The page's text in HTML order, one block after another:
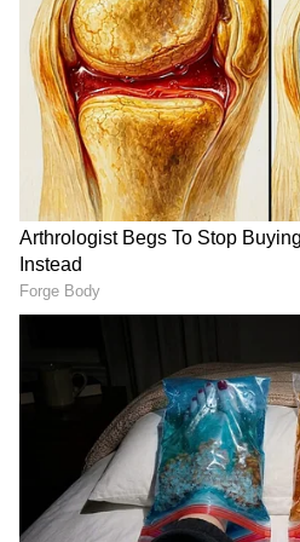
ಪ್ರಕೃತಿ ವಿಕೋಪಕ್ಕೆ ಮುನ್ನುಡಿ? ಭಾರಿ
ಸೂಚನೆ?
ಹಾವುಗಳು ರಹಸ್ಯವಾಗಿರುತ್ತವೆ.
RECOMMENDED STORIES